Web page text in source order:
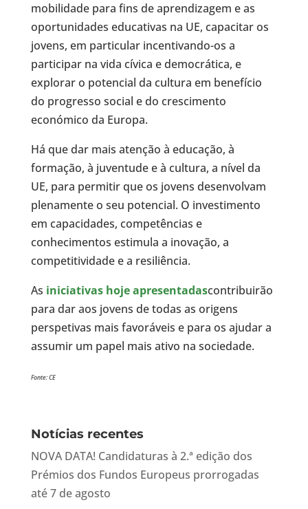
mobilidade para fins de aprendizagem e as
oportunidades educativas na UE, capacitar os
jovens, em particular incentivando-os a
participar na vida cívica e democrática, e
explorar o potencial da cultura em benefício
do progresso social e do crescimento
económico da Europa.
Há que dar mais atenção à educação, à
formação, à juventude e à cultura, a nível da
UE, para permitir que os jovens desenvolvam
plenamente o seu potencial. O investimento
em capacidades, competências e
conhecimentos estimula a inovação, a
competitividade e a resiliência.
As iniciativas hoje apresentadascontribuirão
para dar aos jovens de todas as origens
perspetivas mais favoráveis e para os ajudar a
assumir um papel mais ativo na sociedade.
Fonte: CE
Notícias recentes
NOVA DATA! Candidaturas à 2.ª edição dos
Prémios dos Fundos Europeus prorrogadas
até 7 de agosto